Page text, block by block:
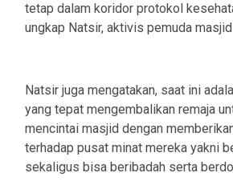
tetap dalam koridor protokol
ungkap Natsir, aktivis pemuda
Natsir juga mengatakan, saat ini
yang tepat mengembalikan remaja
mencintai masjid dengan
terhadap pusat minat mereka yakni
sekaligus bisa beribadah serta